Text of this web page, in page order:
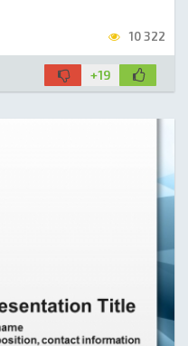
10 322
+19